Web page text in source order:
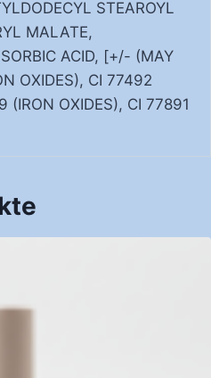
STEAROYL
MALATE,
ACID, [+/- (MAY
OXIDES), CI 77492
(IRON OXIDES), CI 77891